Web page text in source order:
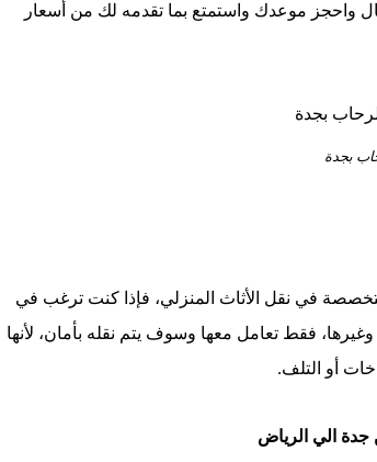
واحجز موعدك واستمتع بما تقدمه لك من أسعار
بجدة
في نقل الأثاث المنزلي، فإذا كنت ترغب في
فقط تعامل معها وسوف يتم نقله بأمان، لأنها
أو التلف.
الي الرياض